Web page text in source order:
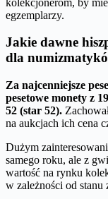
egzemplarzy.
Jakie dawne
dla
Za najcenniejsze
pesetowe monety z
52 (star 52).
na aukcjach ich cena
Dużym
samego roku, ale z
wartość na rynku
w zależności od stanu